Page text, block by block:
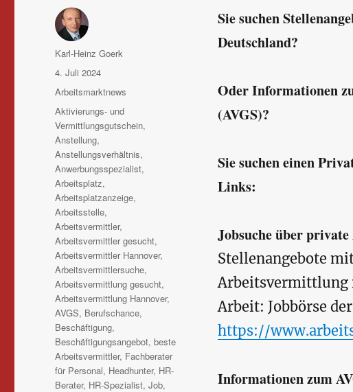
Sie suchen
Deutschland?
Oder Informationen
(AVGS)?
Sie suchen einen
Links:
Jobsuche über
Stellenangebote
Arbeitsvermittlung
Arbeit: Jobbörse
https://
Informationen zum
Autor
Karl-Heinz Goerk
Veröffentlicht
am
4. Juli 2024
Kategorien
Arbeitsmarktnews
Schlagwörter
Aktivierungs- und
Vermittlungsgutschein,
Anstellung,
Anstellungsverhältnis,
Anwerbungsspezialist,
Arbeitsplatz,
Arbeitsplatzanzeige,
Arbeitsstelle,
Arbeitsvermittler,
Arbeitsvermittler gesucht,
Arbeitsvermittler Hannover,
Arbeitsvermittlersuche,
Arbeitsvermittlung gesucht,
Arbeitsvermittlung Hannover,
AVGS, Berufschance,
Beschäftigung,
Beschäftigungsangebot,beste
Arbeitsvermittler, Fachberater
für Personal, Headhunter, HR-
Berater, HR-Spezialist,Job,